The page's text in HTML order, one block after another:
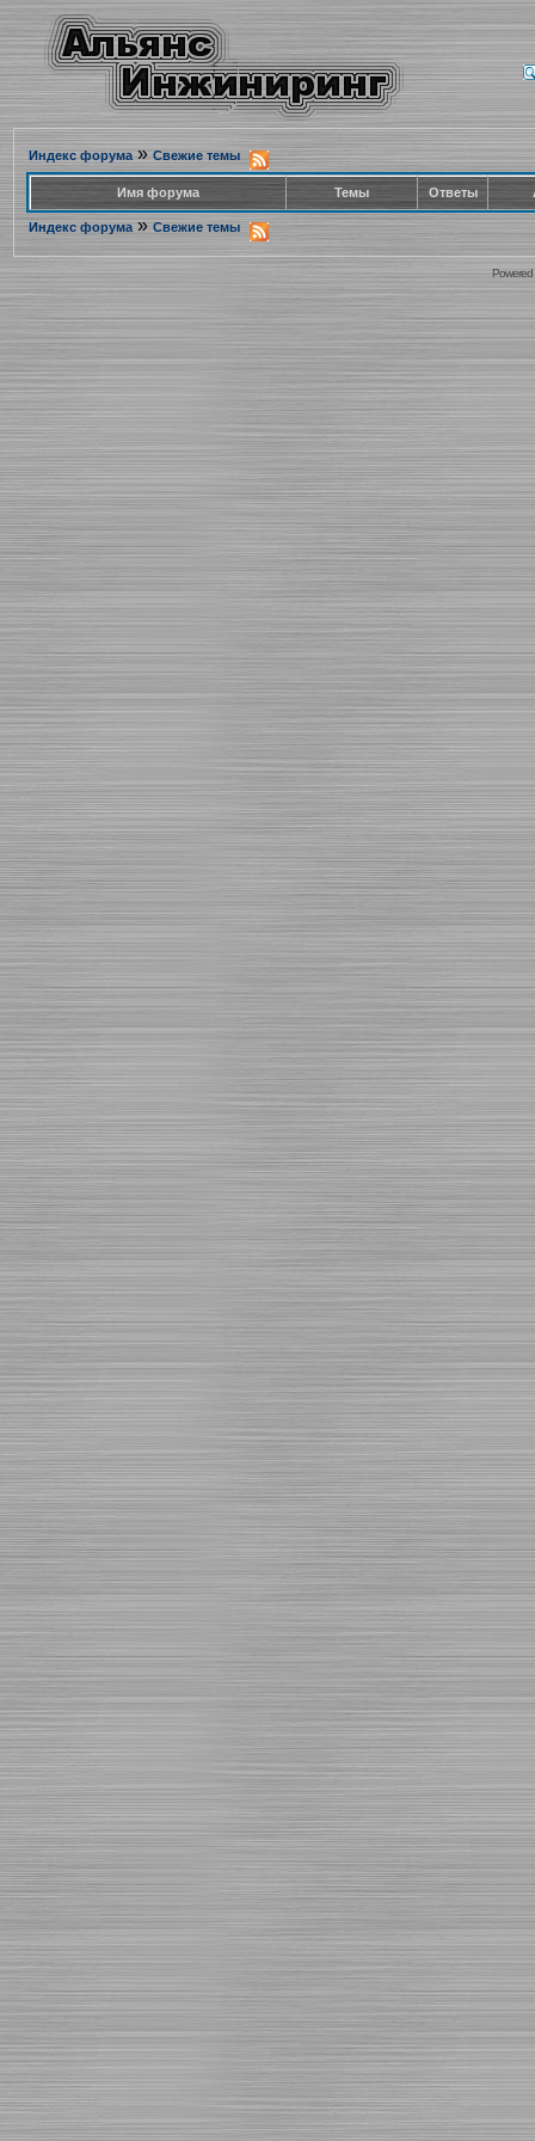
Индекс форума» Свежие темы
Имя форума Темы Ответы
Индекс форума » Свежие темы